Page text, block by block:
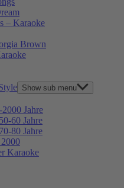
– Karaoke
Brown
Show sub menu
Jahre
60 Jahre
80 Jahre
Karaoke